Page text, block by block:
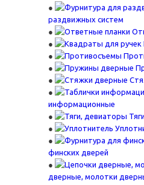
раздвижных систем
информационные
финских дверей
дверные, молотки